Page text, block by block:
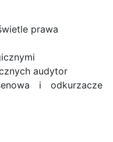
prawa
audytor
i odkurzacze